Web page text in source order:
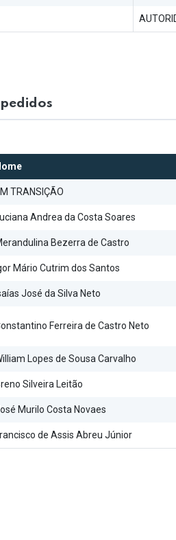
TRANSIÇÃO
Andrea da Costa Soares
Bezerra de Castro
Mário Cutrim dos Santos
José da Silva Neto
Ferreira de Castro Neto
Lopes de Sousa Carvalho
Silveira Leitão
Murilo Costa Novaes
de Assis Abreu Júnior